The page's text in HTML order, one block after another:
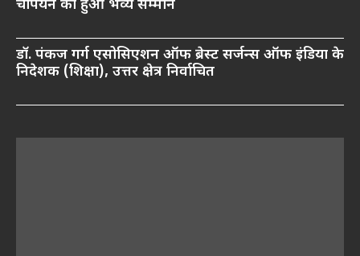
चैंपियन का हुआ भव्य सम्मान
डॉ. पंकज गर्ग एसोसिएशन ऑफ ब्रेस्ट सर्जन्स ऑफ इंडिया के
निदेशक (शिक्षा), उत्तर क्षेत्र निर्वाचित